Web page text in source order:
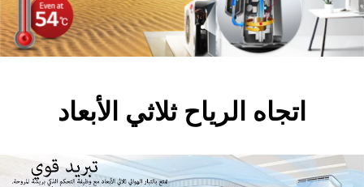
اتجاه الرياح ثلاثي الأبعاد